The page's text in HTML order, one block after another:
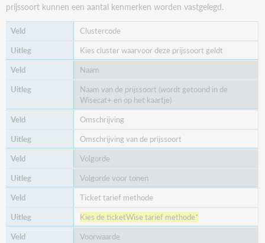
prijssoort kunnen een aantal kenmerken worden vastgelegd.
Clustercode
Kies cluster waarvoor deze prijssoort geldt
Naam
Naam van de prijssoort (wordt getoond in de
Wisecat+ en op het kaartje)
Omschrijving
Omschrijving van de prijssoort
Volgorde
Volgorde voor tonen
Ticket tarief methode
Kies de ticketWise tarief methode*
Voorwaarde